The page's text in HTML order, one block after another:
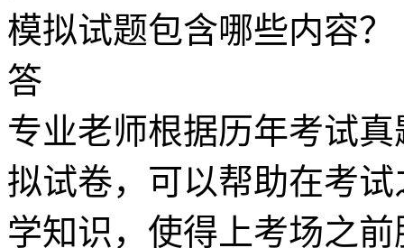
模拟试题包含哪些内容？
答
专业老师根据历年考试
拟试卷，可以帮助在考
学知识，使得上考场之